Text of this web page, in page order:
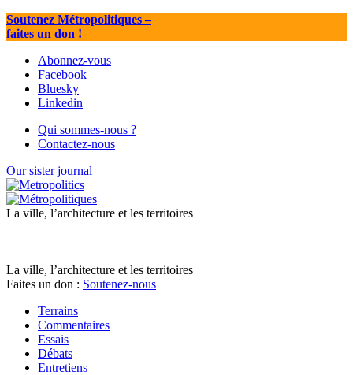
Soutenez Métropolitiques–
faites un don !
Abonnez-vous
Facebook
Bluesky
Linkedin
Qui sommes-nous ?
Contactez-nous
Our sister journal
La ville, l’architecture et les territoires
La ville, l’architecture et les territoires
Faites un don : Soutenez-nous
Terrains
Commentaires
Essais
Débats
Entretiens